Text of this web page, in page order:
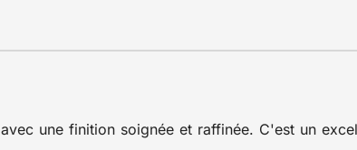
une finition soignée et raffinée. C'est un